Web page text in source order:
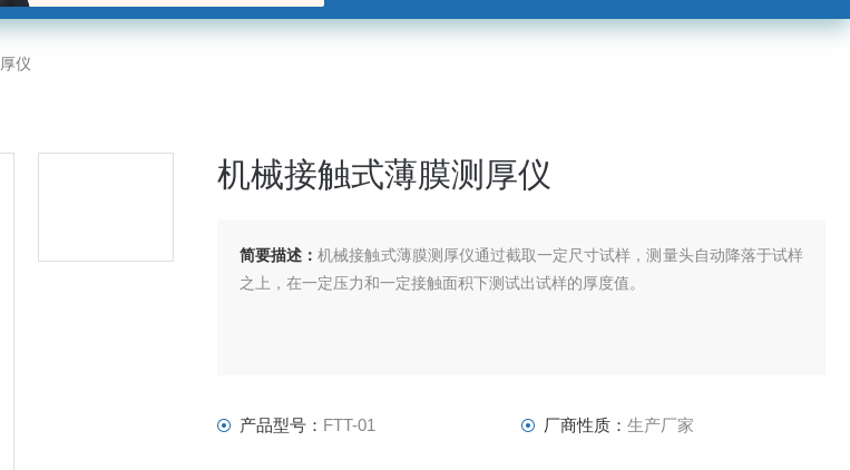
仪
机械接触式薄膜测厚仪
简要描述：机械接触式薄膜测厚仪通过截取一定尺寸试样，测量头自动降落于试样
之上，在一定压力和一定接触面积下测试出试样的厚度值。
产品型号： FTT-01 厂商性质： 生产厂家